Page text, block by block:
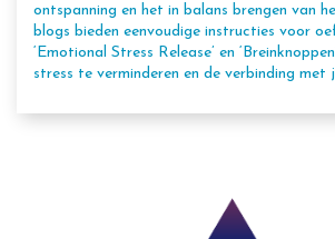
ontspanning en het in balans brengen van
blogs bieden eenvoudige instructies voor
‘Emotional Stress Release’ en
stress te verminderen en de verbinding met